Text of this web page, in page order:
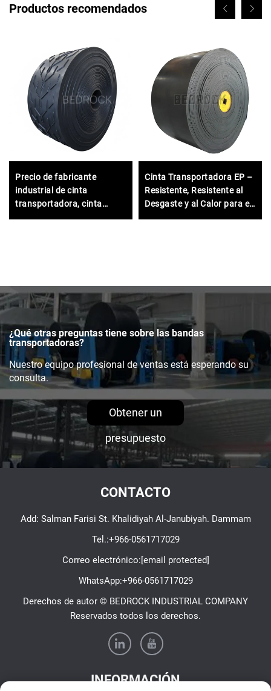
Productos recomendados
Precio de fabricante
industrial de cinta
transportadora, cinta
Cinta Transportadora EP –
Resistente, Resistente al
Desgaste y al Calor para el
¿Qué otras preguntas tiene sobre las bandas
transportadoras?
Nuestro equipo profesional de ventas está esperando su
consulta.
Obtener un
presupuesto
CONTACTO
Add: Salman Farisi St. Khalidiyah Al-Janubiyah. Dammam
Tel.:+966-0561717029
Correo electrónico:[email protected]
WhatsApp:+966-0561717029
Derechos de autor © BEDROCK INDUSTRIAL COMPANY
Reservados todos los derechos.
INFORMACIÓN